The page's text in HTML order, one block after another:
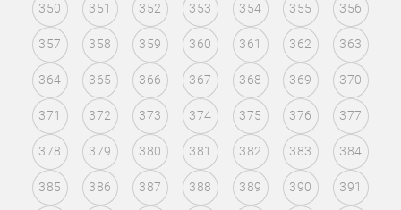
350 351 352 353 354 355 356
357 358 359 360 361 362 363
364 365 366 367 368 369 370
371 372 373 374 375 376 377
378 379 380 381 382 383 384
385 386 387 388 389 390 391